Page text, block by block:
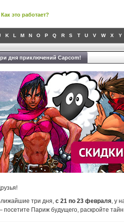
Как это работает?
K L M N O P Q R S T U V W X Y
дня приключений Capcom!
три дня, с 21 по 23 февраля, у
посетите Париж будущего, раскройте